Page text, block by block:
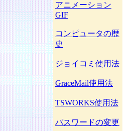
アニメーション
GIF
コンピュータの歴
史
ジョイコミ使用法
GraceMail使用法
TSWORKS使用法
パスワードの変更